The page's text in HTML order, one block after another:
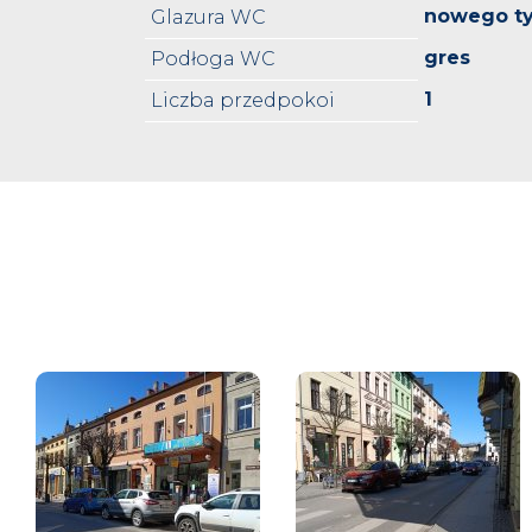
Glazura WC
nowego
Podłoga WC
gres
Liczba przedpokoi
1